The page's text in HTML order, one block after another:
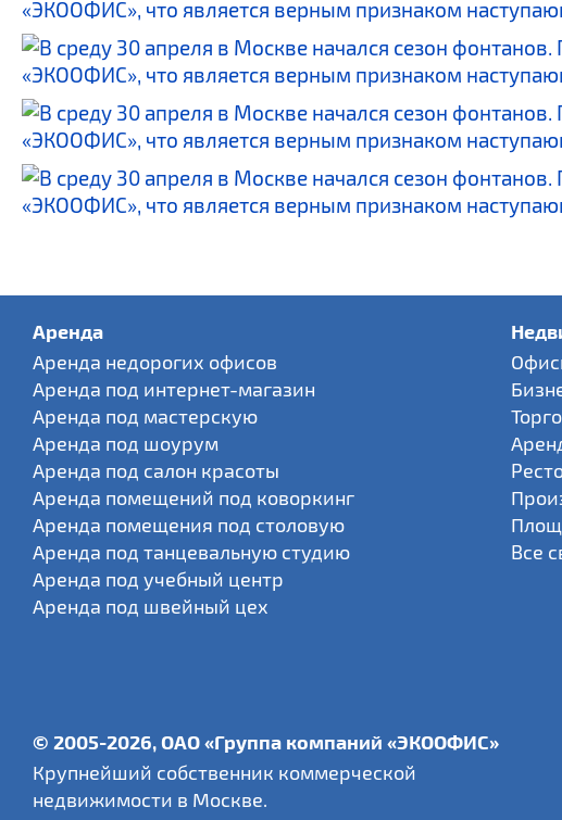
Аренда
Аренда недорогих офисов
Аренда под интернет-магазин
Аренда под мастерскую
Аренда под шоурум
Аренда под салон красоты
Аренда помещений под коворкинг
Аренда помещения под столовую
Аренда под танцевальную студию
Аренда под учебный центр
Аренда под швейный цех
Все
© 2005-2026, ОАО «Группа компаний «ЭКООФИС»
Крупнейший собственник коммерческой
недвижимости в Москве.